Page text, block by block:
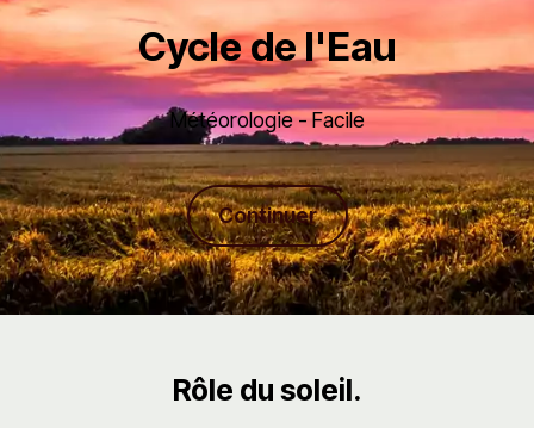
Cycle de l'Eau
Météorologie - Facile
Continuer
Rôle du soleil.